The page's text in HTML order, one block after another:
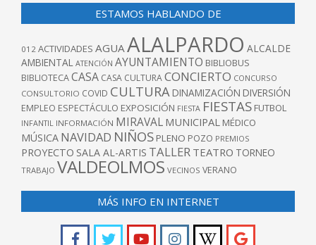
ESTAMOS HABLANDO DE
012 ACTIVIDADES AGUAALALPARDO ALCALDE
AMBIENTAL ATENCIÓN AYUNTAMIENTO BIBLIOBUS
BIBLIOTECACASA CASA CULTURACONCIERTO CONCURSO
CONSULTORIO COVID CULTURA DINAMIZACIÓN DIVERSIÓN
EMPLEO ESPECTÁCULO EXPOSICIÓN FIESTA FIESTAS FUTBOL
INFANTIL INFORMACIÓN MIRAVAL MUNICIPAL MÉDICO
MÚSICA NAVIDAD NIÑOS PLENO POZO PREMIOS
PROYECTO SALA AL-ARTIS TALLER TEATRO TORNEO
TRABAJO VALDEOLMOS VECINOS VERANO
MÁS INFO EN INTERNET